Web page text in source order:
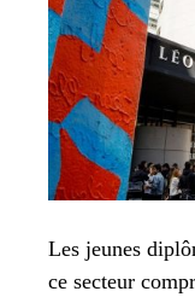
Les jeunes
ce secteur